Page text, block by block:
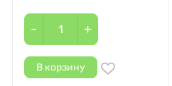
- +
В корзину